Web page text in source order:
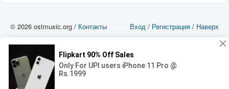
Вход / Регистрация / Наверх
© 2026 ostmusic.org / Контакты
можете использовать такие материалы только в том в случае, если
использование производится с ознакомительными целями - для прочих целей
вы должны приобрести лицензионную запись.